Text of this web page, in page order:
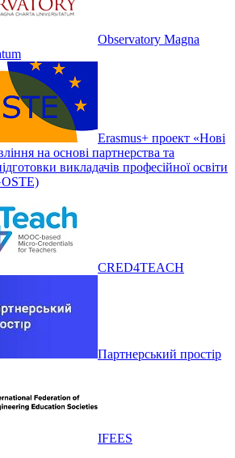
Observatory Magna
Erasmus+ проект «Нові
на основі партнерства та
викладачів професійної освіти
CRED4TEACH
Партнерський простір
IFEES